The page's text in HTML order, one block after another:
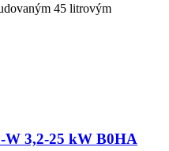
45 litrovým
W 3,2-25 kW B0HA